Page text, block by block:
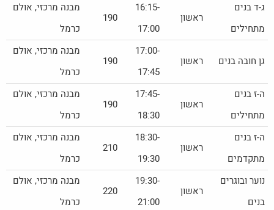
ג-ד בנים
מתחילים
ראשון
16:15-
17:00
190
מבנה מרכזי, אולם
כרמל
גן חובה בנים ראשון
17:00-
17:45
190
מבנה מרכזי, אולם
כרמל
ה-ז בנים
מתחילים
ראשון
17:45-
18:30
190
מבנה מרכזי, אולם
כרמל
ה-ז בנים
מתקדמים
ראשון
18:30-
19:30
210
מבנה מרכזי, אולם
כרמל
נוער ובוגרים
בנים
ראשון
19:30-
21:00
220
מבנה מרכזי, אולם
כרמל